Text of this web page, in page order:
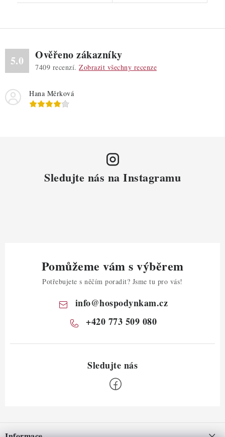
5.0 Ověřeno zákazníky
7409 recenzí. Zobrazit všechny recenze
Hana Měrková
Sledujte nás na Instagramu
Pomůžeme vám s výběrem
Potřebujete s něčím poradit? Jsme tu pro vás!
info@hospodynkam.cz
+420 773 509 080